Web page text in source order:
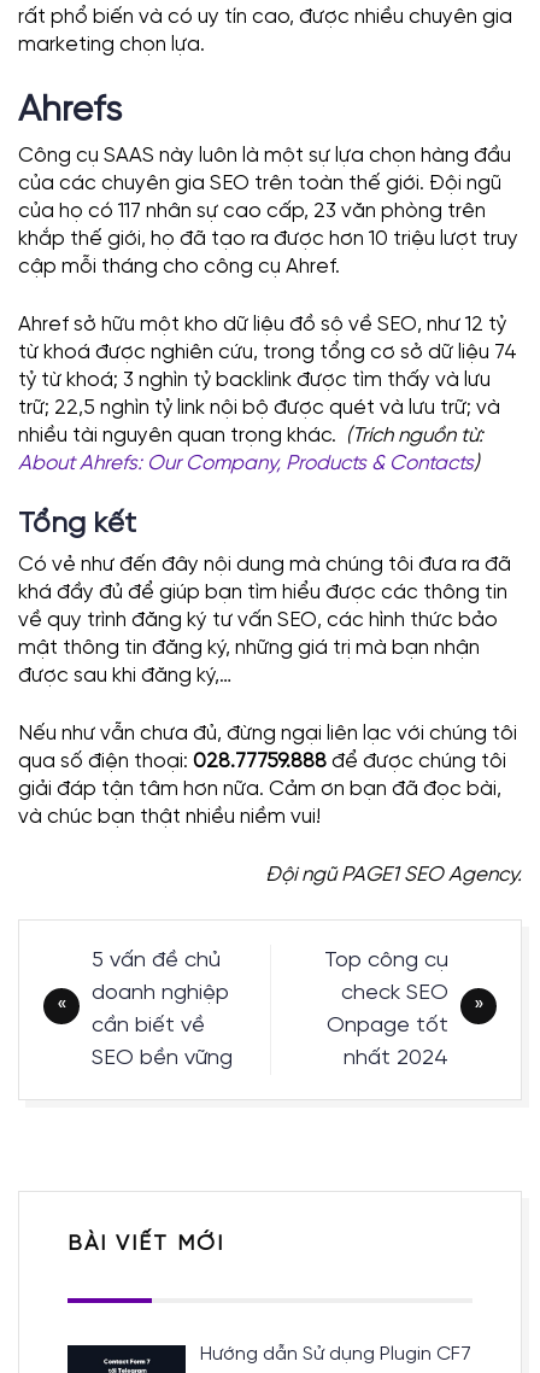
rất phổ biến và có uy tín cao, được nhiều chuyên gia
marketing chọn lựa.
Ahrefs
Công cụ SAAS này luôn là một sự lựa chọn hàng đầu
của các chuyên gia SEO trên toàn thế giới. Đội ngũ
của họ có 117 nhân sự cao cấp, 23 văn phòng trên
khắp thế giới, họ đã tạo ra được hơn 10 triệu lượt truy
cập mỗi tháng cho công cụ Ahref.
Ahref sở hữu một kho dữ liệu đồ sộ về SEO, như 12 tỷ
từ khoá được nghiên cứu, trong tổng cơ sở dữ liệu 74
tỷ từ khoá; 3 nghìn tỷ backlink được tìm thấy và lưu
trữ; 22,5 nghìn tỷ link nội bộ được quét và lưu trữ; và
nhiều tài nguyên quan trọng khác.
(Trích nguồn từ:
About Ahrefs: Our Company, Products & Contacts)
Tổng kết
Có vẻ như đến đây nội dung mà chúng tôi đưa ra đã
khá đầy đủ để giúp bạn tìm hiểu được các thông tin
về quy trình đăng ký tư vấn SEO, các hình thức bảo
mật thông tin đăng ký, những giá trị mà bạn nhận
được sau khi đăng ký,…
Nếu như vẫn chưa đủ, đừng ngại liên lạc với chúng tôi
qua số điện thoại: 028.77759.888 để được chúng tôi
giải đáp tận tâm hơn nữa. Cảm ơn bạn đã đọc bài,
và chúc bạn thật nhiều niềm vui!
Đội ngũ PAGE1 SEO Agency.
hướng
bài
5 vấn đề chủ
doanh nghiệp
cần biết về
SEO bền vững
Top công cụ
check SEO
Onpage tốt
nhất 2024
BÀI VIẾT MỚI
Hướng dẫn Sử dụng Plugin CF7